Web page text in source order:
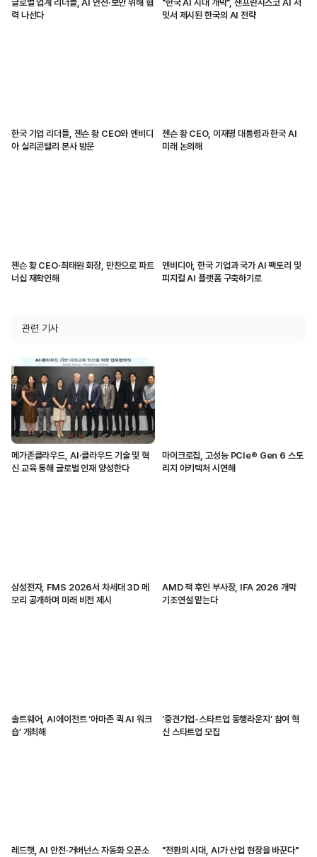
글로벌 업계 리더들, AI 안전·보안 위해 협
력 나선다
"한국 AI 시대 개막", 샌프란시스코 AI 서
밋서 제시된 한국의 AI 전략
한국 기업 리더들, 젠슨 황 CEO와 엔비디
아 실리콘밸리 본사 방문
젠슨 황 CEO, 이재명 대통령과 한국 AI
미래 논의해
젠슨 황 CEO·최태원 회장, 만찬으로 파트
너십 재확인해
엔비디아, 한국 기업과 국가 AI 팩토리 및
피지컬 AI 플랫폼 구축하기로
관련 기사
메가존클라우드, AI·클라우드 기술 및 혁
신 교육 통해 글로벌 인재 양성한다
마이크로칩, 고성능 PCIe® Gen 6 스토
리지 아키텍처 시연해
삼성전자, FMS 2026서 차세대 3D 메
모리 공개하며 미래 비전 제시
AMD 잭 후인 부사장, IFA 2026 개막
기조연설 맡는다
솔트웨어, AI에이전트 ‘아마존 퀵 AI 워크
숍’ 개최해
‘중견기업-스타트업 동행라운지’ 참여 혁
신 스타트업 모집
레드햇, AI 안전·거버넌스 자동화 오픈소
"전환의 시대, AI가 산업 현장을 바꾼다"